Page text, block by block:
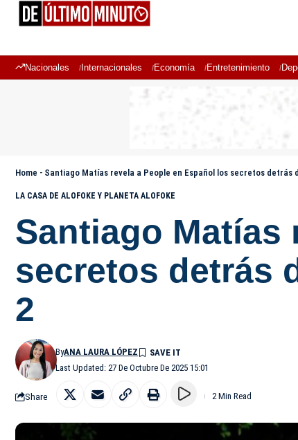
Nacionales Internacionales Economía Entretenimiento
Home - Santiago Matías revela a People en Español los secretos detrás
LA CASA DE ALOFOKE Y PLANETA ALOFOKE
Santiago Matías
secretos detrás
2
Last Updated: 27 De Octubre De 2025 15:01
ByANA LAURA LÓPEZ
Share 2 Min Read